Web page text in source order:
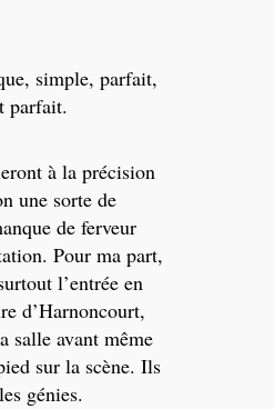
simple, parfait,
parfait.
à la précision
une sorte de
de ferveur
Pour ma part,
l’entrée en
d’Harnoncourt,
salle avant même
sur la scène. Ils
génies.